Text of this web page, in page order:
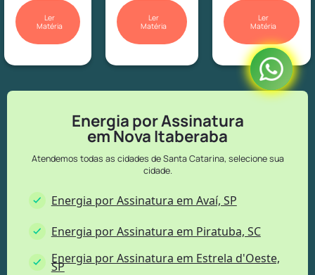
Ler
Matéria
Ler
Matéria
Ler
Matéria
Energia por Assinatura
em Nova Itaberaba
Atendemos todas as cidades de Santa Catarina, selecione sua
cidade.
Energia por Assinatura em Avaí, SP
Energia por Assinatura em Piratuba, SC
Energia por Assinatura em Estrela d'Oeste,
SP